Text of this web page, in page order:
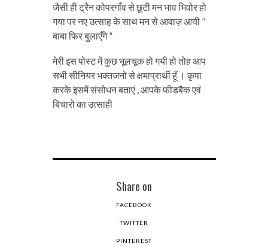
जैसी ही ट्रैन कोपरगाँव से छूटी मन भाव भिवोर हो
गया पर नए उत्साह के साथ मन से आवाज़ आयी ”
बाबा फिर बुलाएँगे ”
मेरी इस पोस्ट में कुछ भूलचूक हो गयी हो तोह आप
सभी सीनियर भक्तजनो से क्षमाप्रार्थी हूँ । कृपा
करके इसमें संसोधन बताएं , आपके फीडबैक एवं
बिचारो का उत्साही
Share on
FACEBOOK
TWITTER
PINTEREST